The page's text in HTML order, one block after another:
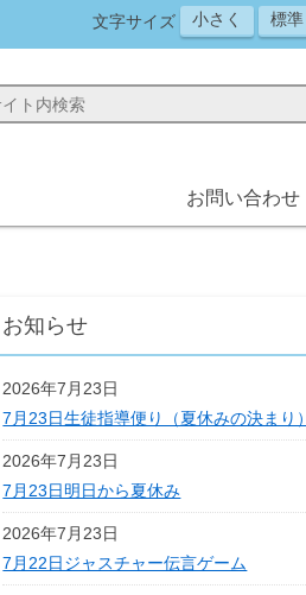
文字サイズ 小さく 標準
お問い合わせ
お知らせ
2026年7月23日
7月23日生徒指導便り（夏休みの決まり）
2026年7月23日
7月23日明日から夏休み
2026年7月23日
7月22日ジャスチャー伝言ゲーム